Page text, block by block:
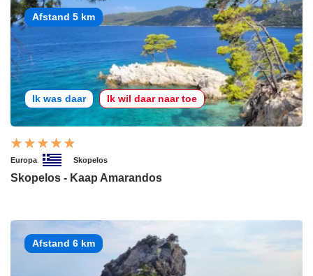
Afstand 5 km
Ik was daar Ik wil daar naar toe
Europa Skopelos
Skopelos - Kaap Amarandos
Afstand 6 km